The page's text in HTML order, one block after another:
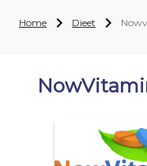
Home Dieet